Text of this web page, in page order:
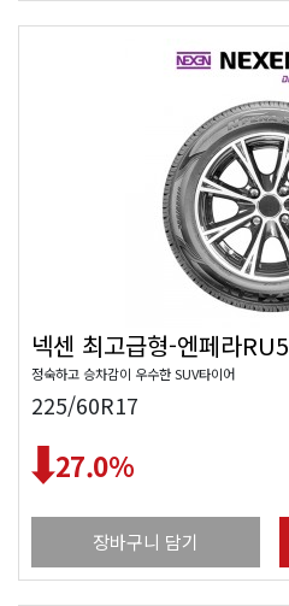
넥센 최고급형-엔페라RU5
정숙하고 승차감이 우수한 SUV타이어
225/60R17
27.0%
장바구니 담기